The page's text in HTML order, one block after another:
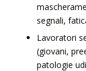
segnali,
Lavoratori
(giovani,
patologie